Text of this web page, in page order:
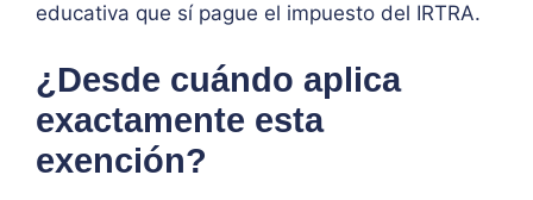
educativa que sí pague el impuesto del IRTRA.
¿Desde cuándo aplica
exactamente esta
exención?